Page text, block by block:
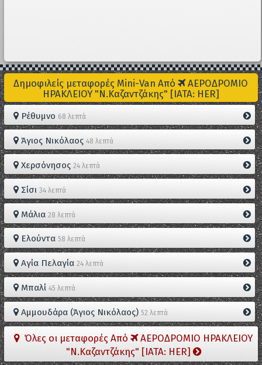
Δημοφιλείς μεταφορές Mini-Van Από
ΑΕΡΟΔΡΟΜΙΟ
ΗΡΑΚΛΕΙΟΥ "Ν.Καζαντζάκης" [IATA: HER]
Ρέθυμνο 68 λεπτά
Άγιος Νικόλαος 48 λεπτά
Χερσόνησος 24 λεπτά
Σίσι 34 λεπτά
Μάλια 28 λεπτά
Ελούντα 58 λεπτά
Αγία Πελαγία 24 λεπτά
Μπαλί 45 λεπτά
Αμμουδάρα (Άγιος Νικόλαος) 52 λεπτά
Όλες οι μεταφορές Από
ΑΕΡΟΔΡΟΜΙΟ ΗΡΑΚΛΕΙΟΥ
"Ν.Καζαντζάκης" [IATA: HER]